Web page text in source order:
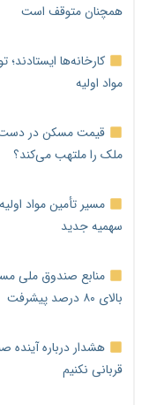
همچنان متوقف است
کارخانه‌ها
مواد اولیه
قیمت مسکن در دست
ملک را ملتهب می‌کند؟
سهمیه جدید
منابع صندوق ملی
بالای ۸۰ درصد پیشرفت
هشدار درباره آینده
قربانی نکنیم